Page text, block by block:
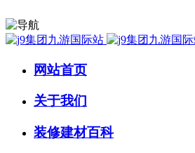
网站首页
关于我们
装修建材百科